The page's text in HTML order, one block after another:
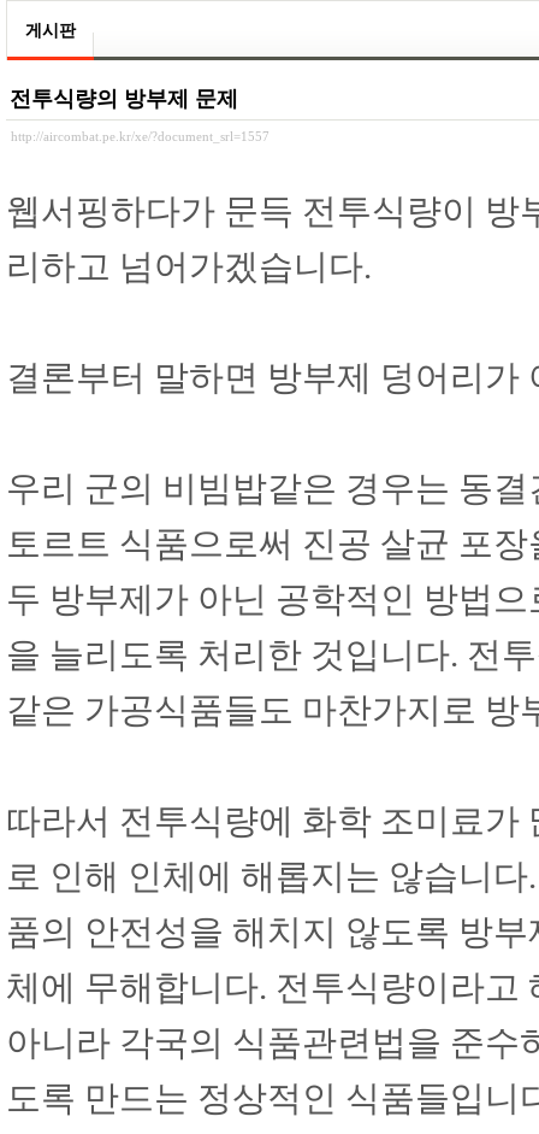
게시판
전투식량의 방부제 문제
http://aircombat.pe.kr/xe/?document_srl=1557
웹서핑하다가 문득 전투식량이
리하고 넘어가겠습니다.
결론부터 말하면 방부제 덩어리가
우리 군의 비빔밥같은 경우는 동
토르트 식품으로써 진공 살균 포
두 방부제가 아닌 공학적인 방법
을 늘리도록 처리한 것입니다. 전
같은 가공식품들도 마찬가지로 방
따라서 전투식량에 화학 조미료
로 인해 인체에 해롭지는 않습니
품의 안전성을 해치지 않도록 방
체에 무해합니다. 전투식량이라고
아니라 각국의 식품관련법을 준
도록 만드는 정상적인 식품들입니